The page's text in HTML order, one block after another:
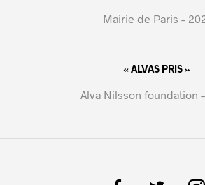
Mairie de Paris –
« ALVAS PRIS »
Alva Nilsson foundation